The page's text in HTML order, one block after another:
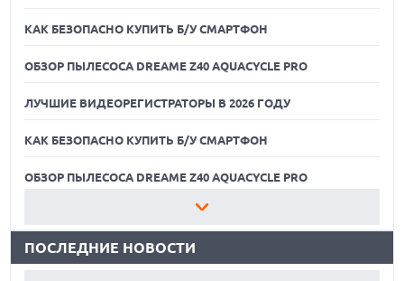
КАК БЕЗОПАСНО КУПИТЬ Б/У СМАРТФОН
ОБЗОР ПЫЛЕСОСА DREAME Z40 AQUACYCLE PRO
ЛУЧШИЕ ВИДЕОРЕГИСТРАТОРЫ В 2026 ГОДУ
КАК БЕЗОПАСНО КУПИТЬ Б/У СМАРТФОН
ОБЗОР ПЫЛЕСОСА DREAME Z40 AQUACYCLE PRO
ЛУЧШИЕ ВИДЕОРЕГИСТРАТОРЫ В 2026 ГОДУ
КАК БЕЗОПАСНО КУПИТЬ Б/У СМАРТФОН
ПОСЛЕДНИЕ НОВОСТИ
06.08.2026
ОПЕРАТОРОМ ИНДУСТРИИ РОБОТАКСИ
06.08.2026